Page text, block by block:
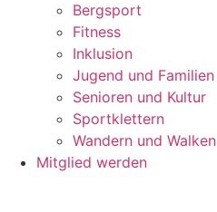
Bergsport
Fitness
Inklusion
Jugend und Familien
Senioren und Kultur
Sportklettern
Wandern und Walken
Mitglied werden